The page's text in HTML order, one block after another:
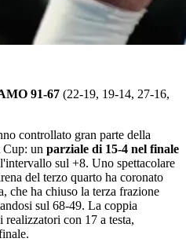
91-67 (22-19, 19-14, 27-16,
controllato gran parte della
Cup: un parziale di 15-4 nel finale
sul +8. Uno spettacolare
del terzo quarto ha coronato
che ha chiuso la terza frazione
sul 68-49. La coppia
con 17 a testa,